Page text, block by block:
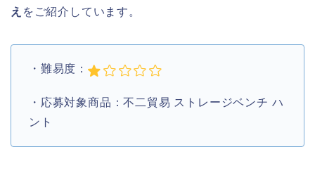
え をご紹介しています。
・難易度：
・応募対象商品：不二貿易 ストレージベンチ ハ
ント